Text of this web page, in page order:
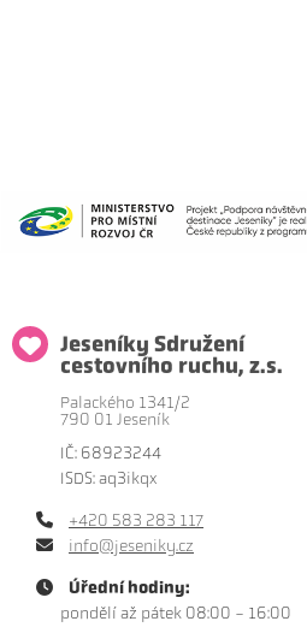
Jeseníky Sdružení
cestovního ruchu, z.s.
Palackého 1341/2
790 01 Jeseník
IČ: 68923244
ISDS: aq3ikqx
+420 583 283 117
info@jeseniky.cz
Úřední hodiny:
pondělí až pátek 08:00 - 16:00